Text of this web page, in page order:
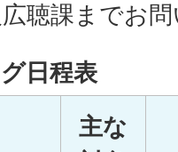
聴課までお
日程表
主な